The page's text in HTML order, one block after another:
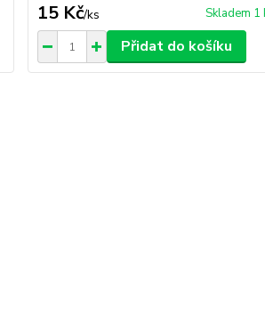
15 Kč/ks Skladem 1
Přidat do košíku